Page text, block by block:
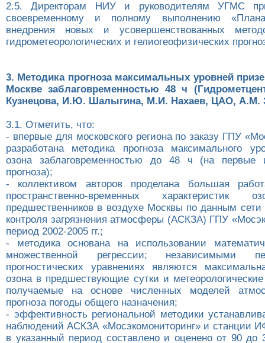
2.5. Директорам НИУ и руководителям УГМС
своевременному и полному выполнению
внедрения новых и усовершенствованных
гидрометеорологических и гелиогеофизических
3. Методика прогноза максимальных уровней
Москве заблаговременностью 48 ч
Кузнецова, И.Ю. Шалыгина, М.И. Нахаев, ЦАО, А.М.
3.1. Отметить, что:
- впервые для московского региона по заказу ГПУ
разработана методика прогноза максимального
озона заблаговременностью до 48 ч (на первые
прогноза);
- коллективом авторов проделана большая
пространственно-временных
предшественников в воздухе Москвы по данным сети
контроля загрязнения атмосферы (АСКЗА) ГПУ
период 2002-2005 гг.;
- методика основана на использовании
множественной регрессии; независимыми
прогностических уравнениях являются
озона в предшествующие сутки и метеорологические
получаемые на основе численных моделей
прогноза погоды общего назначения;
- эффективность региональной методики
наблюдений АСКЗА «Мосэкомониторинг» и станции
в указанный период составлено и оценено от 90 до